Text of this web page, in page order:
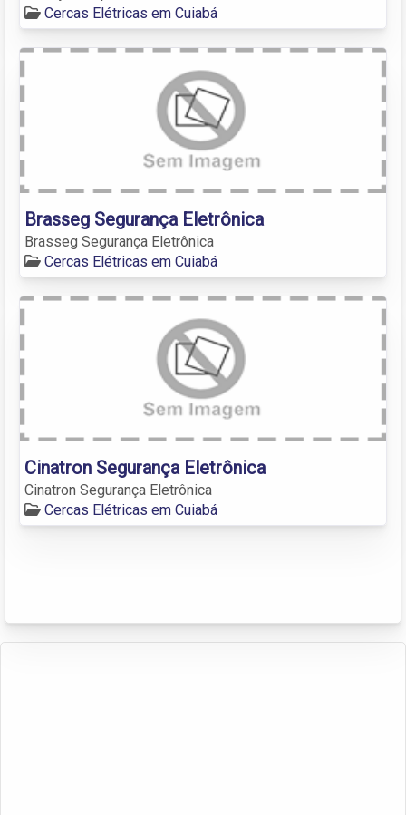
Cercas Elétricas em Cuiabá
Brasseg Segurança Eletrônica
Brasseg Segurança Eletrônica
Cercas Elétricas em Cuiabá
Cinatron Segurança Eletrônica
Cinatron Segurança Eletrônica
Cercas Elétricas em Cuiabá